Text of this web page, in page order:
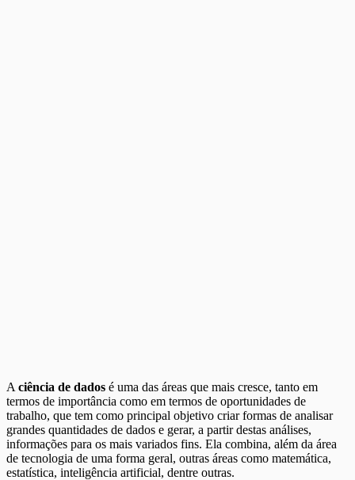
A ciência de dados é uma das áreas que mais cresce, tanto em
termos de importância como em termos de oportunidades de
trabalho, que tem como principal objetivo criar formas de analisar
grandes quantidades de dados e gerar, a partir destas análises,
informações para os mais variados fins. Ela combina, além da área
de tecnologia de uma forma geral, outras áreas como matemática,
estatística, inteligência artificial, dentre outras.